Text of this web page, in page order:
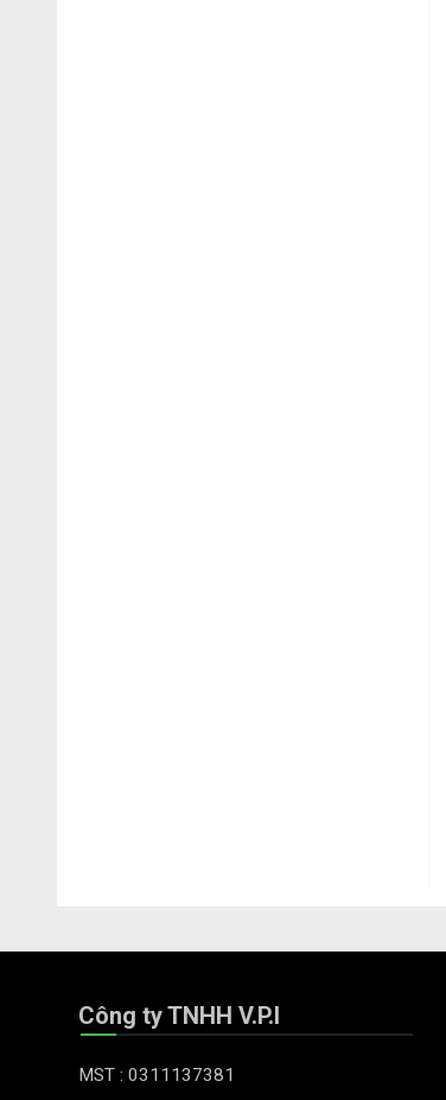
Công ty TNHH V.P.I
MST : 0311137381